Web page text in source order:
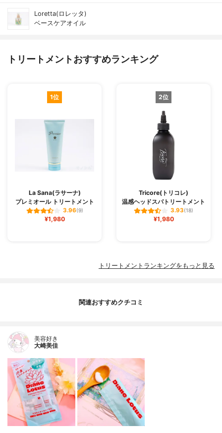
Loretta(ロレッタ)
ベースケアオイル
トリートメントおすすめランキング
1位
La Sana(ラサーナ)
プレミオール トリートメント
3.96(9)
¥1,980
2位
Tricore(トリコレ)
温感ヘッドスパトリートメント
3.93(18)
¥1,980
トリートメントランキングをもっと見る
関連おすすめクチコミ
美容好き
大崎美佳